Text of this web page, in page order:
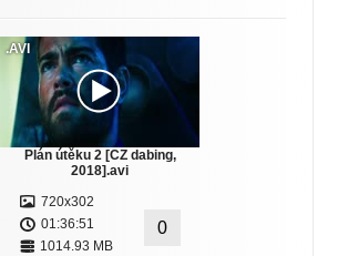
.AVI
Plán útěku 2 [CZ dabing,
2018].avi
720x302
01:36:51
1014.93 MB
0